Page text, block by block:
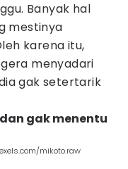
Banyak hal
mestinya
karena itu,
menyadari
gak setertarik
gak menentu
mikoto.raw